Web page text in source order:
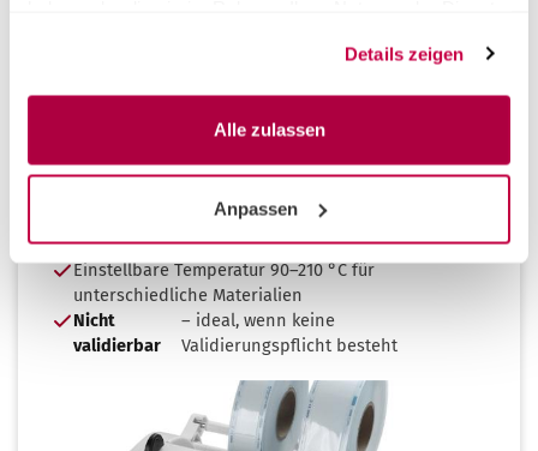
Details zeigen
Alle zulassen
Anpassen
einstellbarer Temperatur (90–
passend zu unterschiedlichen Materialien. Die
Zählung der versiegelten Verpackungen sorgt für
einen wirtschaftlichen, nachvollziehbaren Workflow.
Eigene Beutel aus Rollenware (Rollen bis 30 cm
Integrierte Schneidefunktion · Zählung der
Siegelvorgänge
Einstellbare Temperatur 90–210 °C für
unterschiedliche Materialien
Nicht
validierbar
– ideal, wenn keine
Validierungspflicht besteht